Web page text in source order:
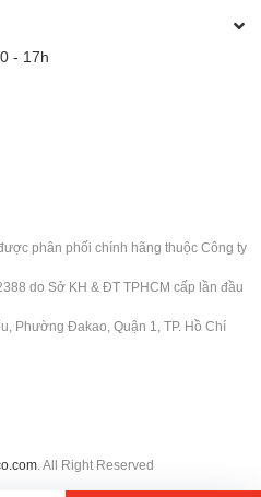
- 17h
phân phối chính hãng thuộc Công ty
do Sở KH & ĐT TPHCM cấp lần đầu
Phường Đakao, Quận 1, TP. Hồ Chí
. All Right Reserved